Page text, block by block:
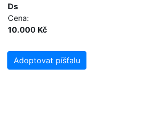
Ds
Cena:
10.000 Kč
Adoptovat píšťalu